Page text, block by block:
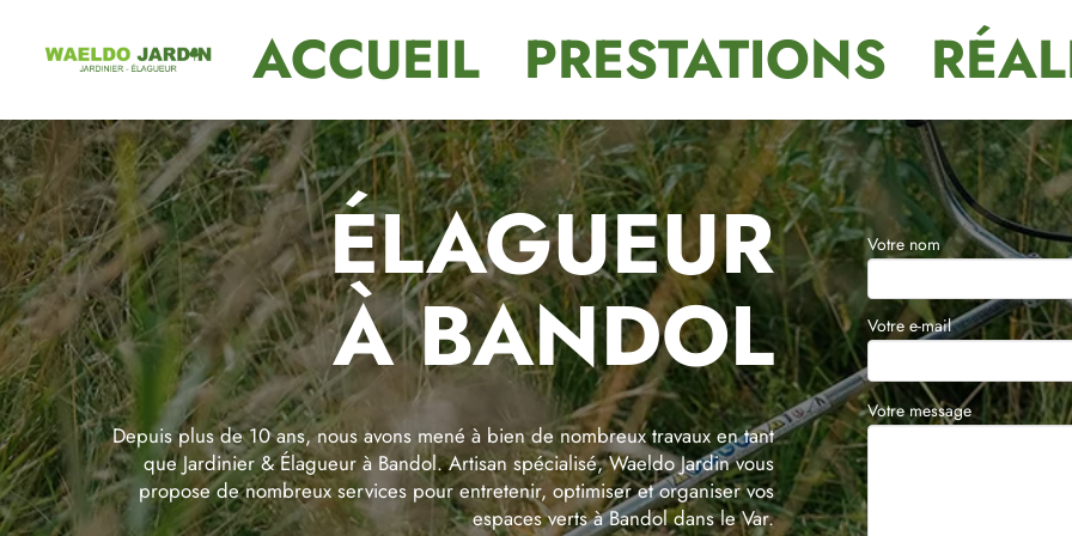
ACCUEIL PRESTATIONS
ÉLAGUEUR
À BANDOL
Depuis plus de 10 ans, nous avons mené à bien de nombreux travaux en tant
que Jardinier & Élagueur à Bandol. Artisan spécialisé, Waeldo Jardin vous
propose de nombreux services pour entretenir, optimiser et organiser vos
espaces verts à Bandol dans le Var.
Votre nom
Votre e-mail
Votre message